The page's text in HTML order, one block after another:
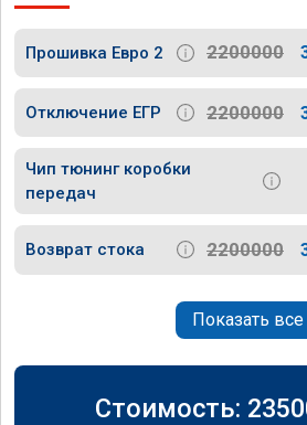
Прошивка Евро 2 2200000
Отключение ЕГР 2200000
Чип тюнинг коробки
передач
Возврат стока 2200000
Показать все
Стоимость: